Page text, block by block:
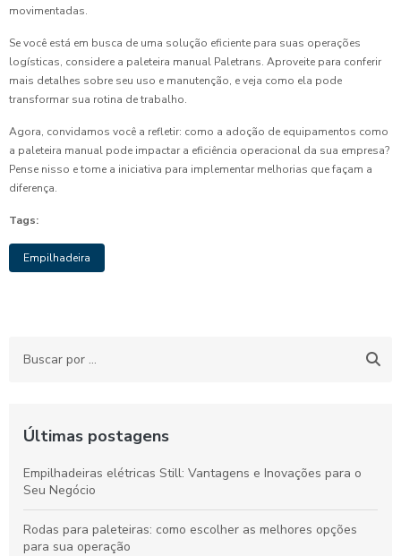
movimentadas.
Se você está em busca de uma solução eficiente para suas operações
logísticas, considere a paleteira manual Paletrans. Aproveite para conferir
mais detalhes sobre seu uso e manutenção, e veja como ela pode
transformar sua rotina de trabalho.
Agora, convidamos você a refletir: como a adoção de equipamentos como
a paleteira manual pode impactar a eficiência operacional da sua empresa?
Pense nisso e tome a iniciativa para implementar melhorias que façam a
diferença.
Tags:
Empilhadeira
Últimas postagens
Empilhadeiras elétricas Still: Vantagens e Inovações para o
Seu Negócio
Rodas para paleteiras: como escolher as melhores opções
para sua operação